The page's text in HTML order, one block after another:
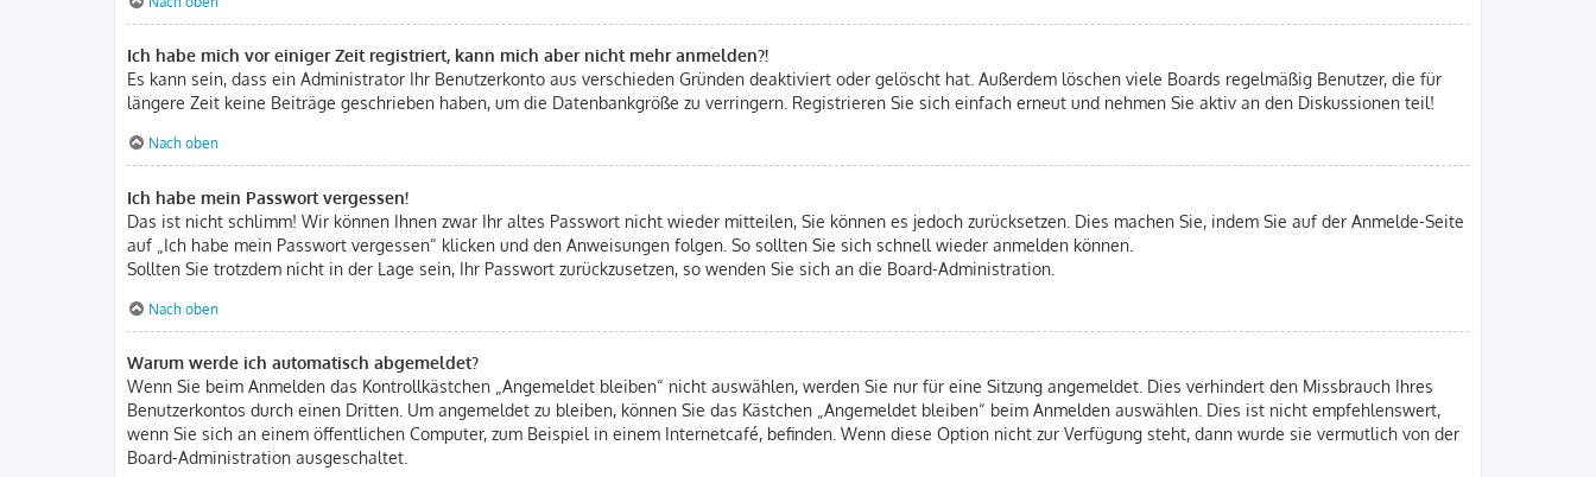
Ich habe mich vor einiger Zeit registriert, kann mich aber nicht mehr anmelden?!
Es kann sein, dass ein Administrator Ihr Benutzerkonto aus verschieden Gründen deaktiviert oder gelöscht hat. Außerdem löschen viele Boards regelmäßig Benutzer, die für
längere Zeit keine Beiträge geschrieben haben, um die Datenbankgröße zu verringern. Registrieren Sie sich einfach erneut und nehmen Sie aktiv an den Diskussionen teil!
Nach oben
Ich habe mein Passwort vergessen!
Das ist nicht schlimm! Wir können Ihnen zwar Ihr altes Passwort nicht wieder mitteilen, Sie können es jedoch zurücksetzen. Dies machen Sie, indem Sie auf der Anmelde-Seite
auf „Ich habe mein Passwort vergessen“ klicken und den Anweisungen folgen. So sollten Sie sich schnell wieder anmelden können.
Sollten Sie trotzdem nicht in der Lage sein, Ihr Passwort zurückzusetzen, so wenden Sie sich an die Board-Administration.
Nach oben
Warum werde ich automatisch abgemeldet?
Wenn Sie beim Anmelden das Kontrollkästchen „Angemeldet bleiben“ nicht auswählen, werden Sie nur für eine Sitzung angemeldet. Dies verhindert den Missbrauch Ihres
Benutzerkontos durch einen Dritten. Um angemeldet zu bleiben, können Sie das Kästchen „Angemeldet bleiben“ beim Anmelden auswählen. Dies ist nicht empfehlenswert,
wenn Sie sich an einem öffentlichen Computer, zum Beispiel in einem Internetcafé, befinden. Wenn diese Option nicht zur Verfügung steht, dann wurde sie vermutlich von der
Board-Administration ausgeschaltet.